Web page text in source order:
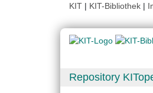
KIT | KIT-Bibliothek |
Repository